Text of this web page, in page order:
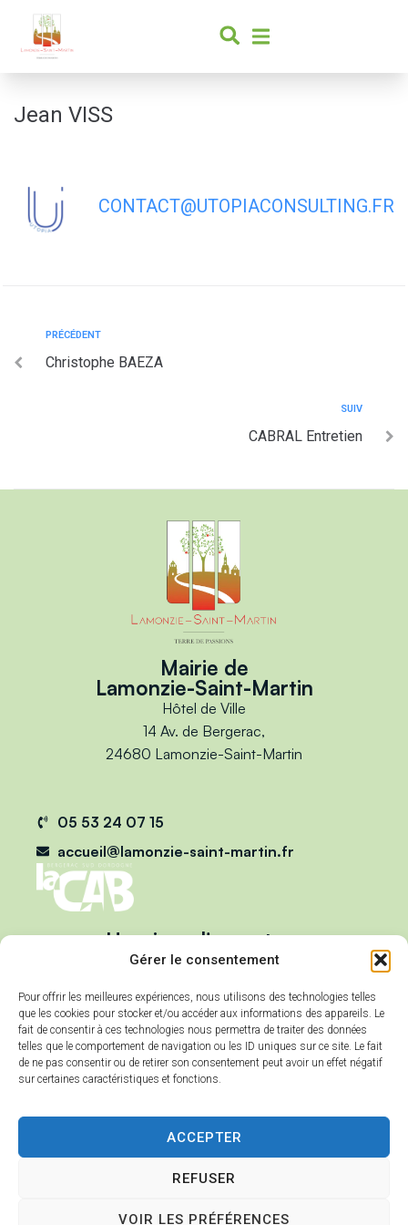
Gérer le consentement
Pour offrir les meilleures expériences, nous utilisons des technologies telles
que les cookies pour stocker et/ou accéder aux informations des appareils. Le
fait de consentir à ces technologies nous permettra de traiter des données
telles que le comportement de navigation ou les ID uniques sur ce site. Le fait
de ne pas consentir ou de retirer son consentement peut avoir un effet négatif
sur certaines caractéristiques et fonctions.
ACCEPTER
REFUSER
VOIR LES PRÉFÉRENCES
principal
Jean VISS
CONTACT@UTOPIACONSULTING.FR
PRÉCÉDENT
Christophe BAEZA
SUIV
CABRAL Entretien
Mairie de
Lamonzie-Saint-Martin
Hôtel de Ville
14 Av. de Bergerac,
24680 Lamonzie-Saint-Martin
05 53 24 07 15
accueil@lamonzie-saint-martin.fr
Horaires d'ouverture
Du lundi au vendredi :
et de 13h00 à 17h00
Mercredi :
de 9h00 à 12h00